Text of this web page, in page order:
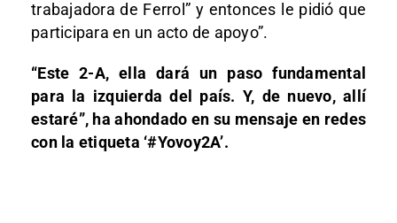
trabajadora de Ferrol” y entonces le pidió que
participara en un acto de apoyo”.
“Este 2-A, ella dará un paso fundamental
para la izquierda del país. Y, de nuevo, allí
estaré”, ha ahondado en su mensaje en redes
con la etiqueta ‘#Yovoy2A’.